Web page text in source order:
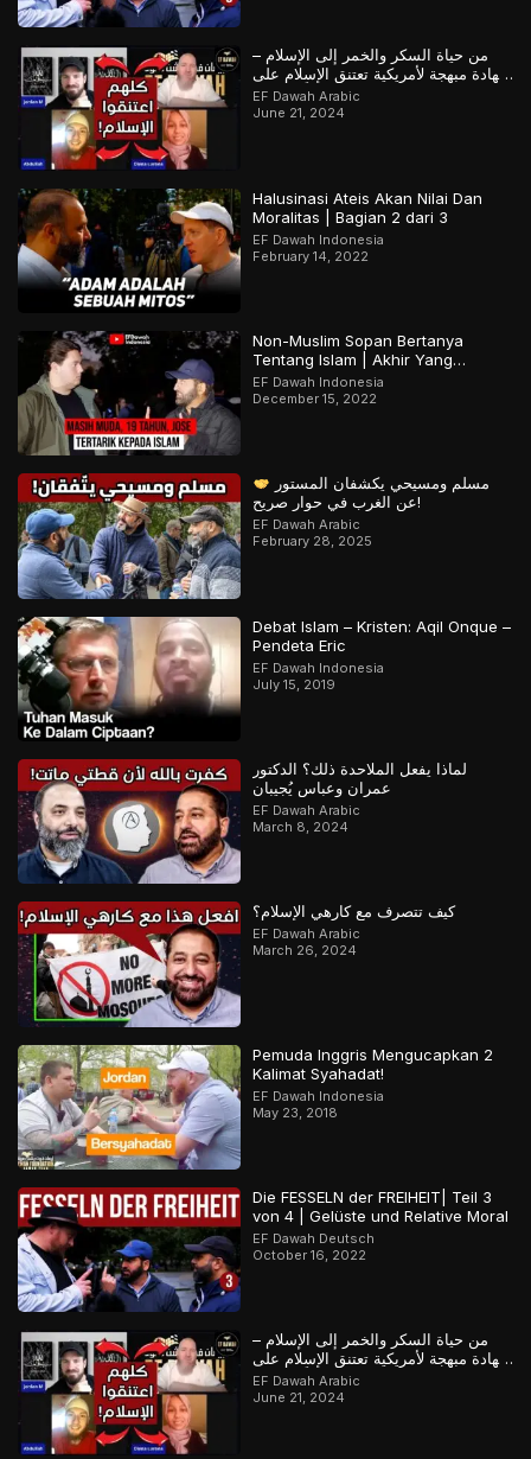
من حياة السكر والخمر إلى الإسلام –
شهادة مبهجة لأمريكية تعتنق الإسلام على
يد معتنقين سابقاً للإسلام
EF Dawah Arabic
June 21, 2024
Halusinasi Ateis Akan Nilai Dan
Moralitas | Bagian 2 dari 3
EF Dawah Indonesia
February 14, 2022
Non-Muslim Sopan Bertanya
Tentang Islam | Akhir Yang
Menarik! Bagian 2 dari 2
EF Dawah Indonesia
December 15, 2022
عن الغرب في حوار صريح!
EF Dawah Arabic
February 28, 2025
Debat Islam – Kristen: Aqil Onque –
Pendeta Eric
EF Dawah Indonesia
July 15, 2019
لماذا يفعل الملاحدة ذلك؟ الدكتور
عمران وعباس يُجيبان
EF Dawah Arabic
March 8, 2024
كيف تتصرف مع كارهي الإسلام؟
EF Dawah Arabic
March 26, 2024
Pemuda Inggris Mengucapkan 2
Kalimat Syahadat!
EF Dawah Indonesia
May 23, 2018
Die FESSELN der FREIHEIT| Teil 3
von 4 | Gelüste und Relative Moral
EF Dawah Deutsch
October 16, 2022
من حياة السكر والخمر إلى الإسلام –
شهادة مبهجة لأمريكية تعتنق الإسلام على
يد معتنقين سابقاً للإسلام
EF Dawah Arabic
June 21, 2024